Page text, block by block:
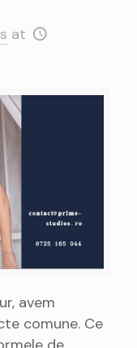
at
avem
comune. Ce